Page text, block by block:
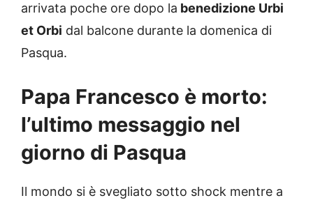
arrivata poche ore dopo la benedizione Urbi
et Orbi dal balcone durante la domenica di
Pasqua.
Papa Francesco è morto:
l’ultimo messaggio nel
giorno di Pasqua
Il mondo si è svegliato sotto shock mentre a